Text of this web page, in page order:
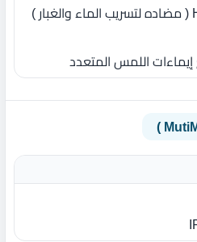
لوحة مفاتيح HP Premium ( مضاده لتسريب الماء والغبار )